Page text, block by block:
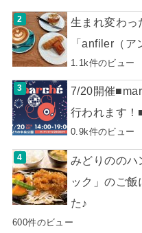
生まれ変わっ
「anfiler（ア
1.1k件のビュー
7/20開催
行われます！
0.9k件のビュー
みどりののハ
ック」のご飯
た♪
600件のビュー